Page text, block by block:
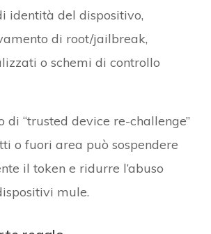
identità del dispositivo,
di root/jailbreak,
o schemi di controllo
di “trusted device re-challenge”
o fuori area può sospendere
il token e ridurre l’abuso
mule.